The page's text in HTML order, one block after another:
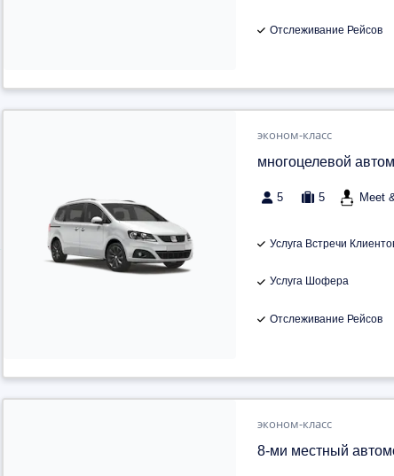
Отслеживание Рейсов
эконом-класс
многоцелевой
5 5 Meet
Услуга Встречи
Услуга Шофера
Отслеживание Рейсов
эконом-класс
8-ми местный